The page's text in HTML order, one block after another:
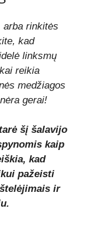
arba rinkitės
kad
linksmų
reikia
medžiagos
gerai!
šį šalavijo
kaip
kad
pažeisti
ir